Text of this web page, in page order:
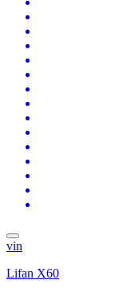
vin
Lifan X60